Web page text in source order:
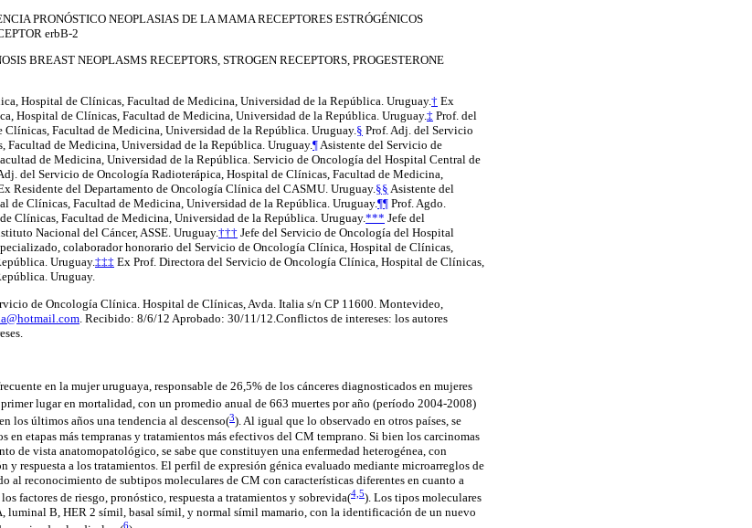
PRONÓSTICO NEOPLASIAS DE LA MAMA RECEPTORES ESTRÓGÉNICOS
erbB-2
BREAST NEOPLASMS RECEPTORS, STROGEN RECEPTORS, PROGESTERONE
Hospital de Clínicas, Facultad de Medicina, Universidad de la República. Uruguay.† Ex
Hospital de Clínicas, Facultad de Medicina, Universidad de la República. Uruguay.‡ Prof. del
Facultad de Medicina, Universidad de la República. Uruguay.§ Prof. Adj. del Servicio
de Medicina, Universidad de la República. Uruguay.¶Asistente del Servicio de
de Medicina, Universidad de la República. Servicio de Oncología del Hospital Central de
del Servicio de Oncología Radioterápica, Hospital de Clínicas, Facultad de Medicina,
Residente del Departamento de Oncología Clínica del CASMU. Uruguay.§§ Asistente del
de Clínicas, Facultad de Medicina, Universidad de la República. Uruguay.¶¶ Prof. Agdo.
Clínicas, Facultad de Medicina, Universidad de la República. Uruguay.*** Jefe del
Nacional del Cáncer, ASSE. Uruguay.††† Jefe del Servicio de Oncología del Hospital
colaborador honorario del Servicio de Oncología Clínica, Hospital de Clínicas,
Uruguay.‡‡‡ Ex Prof. Directora del Servicio de Oncología Clínica, Hospital de Clínicas,
Uruguay.
de Oncología Clínica. Hospital de Clínicas, Avda. Italia s/n CP 11600. Montevideo,
. Recibido: 8/6/12 Aprobado: 30/11/12.Conflictos de intereses: los autores
en la mujer uruguaya, responsable de 26,5% de los cánceres diagnosticados en mujeres
primer lugar en mortalidad, con un promedio anual de 663 muertes por año (período 2004-2008)
los últimos años una tendencia al descenso(3). Al igual que lo observado en otros países, se
en etapas más tempranas y tratamientos más efectivos del CM temprano. Si bien los carcinomas
de vista anatomopatológico, se sabe que constituyen una enfermedad heterogénea, con
y respuesta a los tratamientos. El perfil de expresión génica evaluado mediante microarreglos de
al reconocimiento de subtipos moleculares de CM con características diferentes en cuanto a
factores de riesgo, pronóstico, respuesta a tratamientos y sobrevida(4,5) . Los tipos moleculares
B, HER 2 símil, basal símil, y normal símil mamario, con la identificación de un nuevo
6